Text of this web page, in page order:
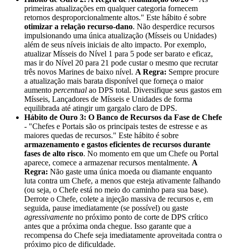
primeiras atualizações em qualquer categoria fornecem
retornos desproporcionalmente altos." Este hábito é sobre
otimizar a relação recurso-dano. Não desperdice recursos
impulsionando uma única atualização (Mísseis ou Unidades)
além de seus níveis iniciais de alto impacto. Por exemplo,
atualizar Mísseis do Nível 1 para 5 pode ser barato e eficaz,
mas ir do Nível 20 para 21 pode custar o mesmo que recrutar
três novos Marines de baixo nível. A Regra: Sempre procure
a atualização mais barata disponível que forneça o maior
aumento percentual ao DPS total. Diversifique seus gastos em
Mísseis, Lançadores de Mísseis e Unidades de forma
equilibrada até atingir um gargalo claro de DPS.
Hábito de Ouro 3: O Banco de Recursos da Fase de Chefe
- "Chefes e Portais são os principais testes de estresse e as
maiores quedas de recursos." Este hábito é sobre
armazenamento e gastos eficientes de recursos durante
fases de alto risco. No momento em que um Chefe ou Portal
aparece, comece a armazenar recursos mentalmente. A
Regra: Não gaste uma única moeda ou diamante enquanto
luta contra um Chefe, a menos que esteja ativamente falhando
(ou seja, o Chefe está no meio do caminho para sua base).
Derrote o Chefe, colete a injeção massiva de recursos e, em
seguida, pause imediatamente (se possível) ou gaste
agressivamente no próximo ponto de corte de DPS crítico
antes que a próxima onda chegue. Isso garante que a
recompensa do Chefe seja imediatamente aproveitada contra o
próximo pico de dificuldade.